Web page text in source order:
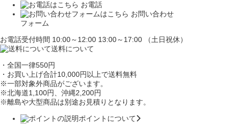
お電話
お問い合わせ
フォーム
お電話受付時間 10:00～12:00 13:00～17:00 （土日祝休）
送料について
・全国一律550円
・お買い上げ合計10,000円 以上で送料無料
※一部対象外商品がございます。
※北海道1,100円、沖縄2,200円
※離島や大型商品は別途お見積りとなります。
ポイントについて